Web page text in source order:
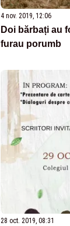
4 nov. 2019, 12:06
Doi bărbați au
furau porumb
28 oct. 2019, 08:31